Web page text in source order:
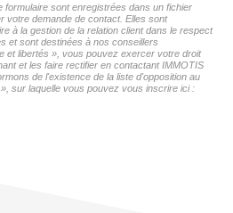
formulaire sont enregistrées dans un fichier
votre demande de contact. Elles sont
à la gestion de la relation client dans le respect
et sont destinées à nos conseillers
et libertés », vous pouvez exercer votre droit
et les faire rectifier en contactant IMMOTIS
de l'existence de la liste d'opposition au
sur laquelle vous pouvez vous inscrire ici :